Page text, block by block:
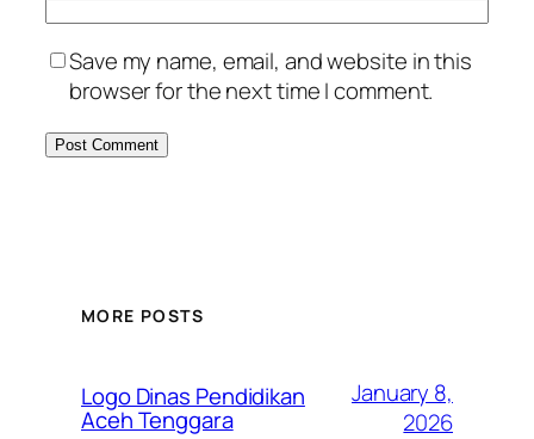
Save my name, email, and website in this
browser for the next time I comment.
MORE POSTS
Logo Dinas Pendidikan
Aceh Tenggara
January 8,
2026